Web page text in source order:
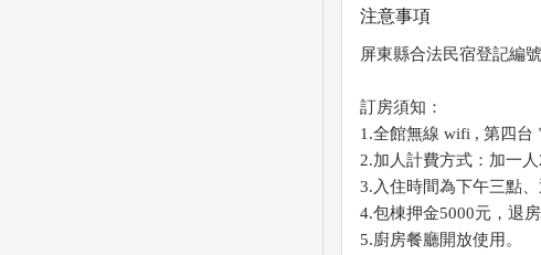
注意事項
屏東縣合法民宿登記編
訂房須知：
1.全館無線 wifi , 第四台
2.加人計費方式：加一
3.入住時間為下午三點
4.包棟押金5000元，退
5.廚房餐廳開放使用。